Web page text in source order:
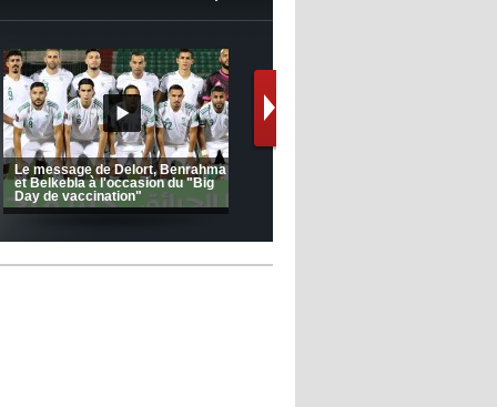
départ d'Hazard cet hiver
(Coupe de la CAF) Nkana FC 1 -
CRB 0